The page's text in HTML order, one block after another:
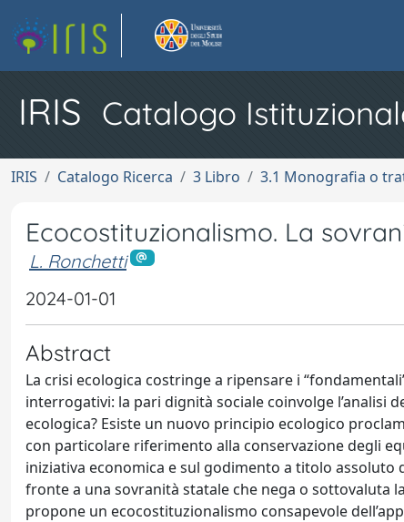
IRIS Catalogo
IRIS Catalogo Ricerca 3 Libro 3.1 Monografia o
Ecocostituzionalismo. La
L. Ronchetti
2024-01-01
Abstract
La crisi ecologica costringe a ripensare i
interrogativi: la pari dignità sociale coinvolge l’analisi
ecologica? Esiste un nuovo principio ecologico
con particolare riferimento alla conservazione degli
iniziativa economica e sul godimento a titolo
fronte a una sovranità statale che nega o sottovaluta
propone un ecocostituzionalismo consapevole